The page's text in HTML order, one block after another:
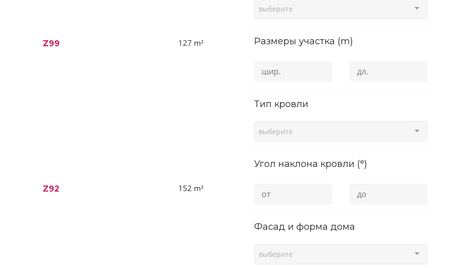
Z99 127 m²
Z92 152 m²
выберите
Размеры участка (m)
Тип кровли
выберите
угол наклона кровли (°)
фасад и форма дома
выберите